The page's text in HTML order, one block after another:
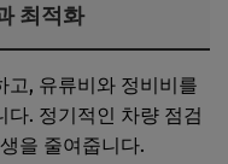
최적화
고, 유류비와 정비비를
다. 정기적인 차량 점검
을 줄여줍니다.